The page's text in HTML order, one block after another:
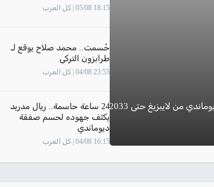
ريال مدريد يضمّ يان ديوماندي من لايبزيغ حتى 2033
18:15 05/08 | كل العرب
حُسمت.. محمد صلاح يوقع لـ
طرابزون التركي
23:55 04/08 | كل العرب
24 ساعة حاسمة.. ريال مدريد
يكثف جهوده لحسم صفقة
ديوماندي
16:15 04/08 | كل العرب